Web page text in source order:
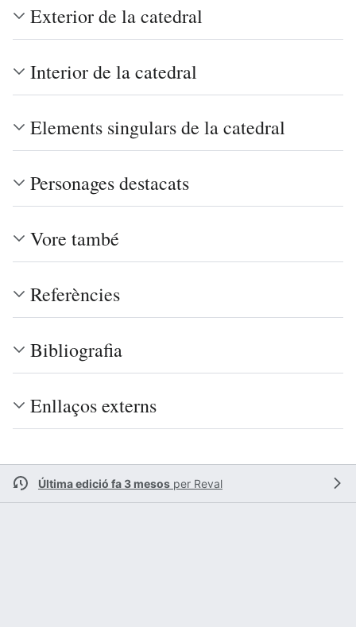
Exterior de la catedral
Interior de la catedral
Elements singulars de la catedral
Personages destacats
Vore també
Referències
Bibliografia
Enllaços externs
Última edició fa 3 mesos per Reval